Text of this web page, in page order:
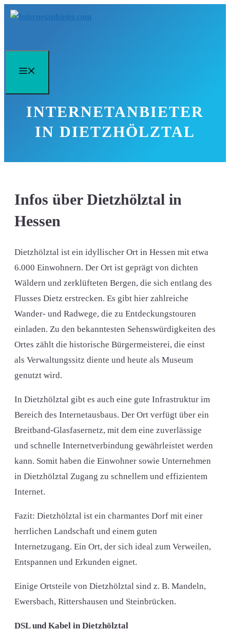
Zum
INTERNETANBIETER
IN DIETZHÖLZTAL
Infos über Dietzhölztal in
Hessen
Dietzhölztal ist ein idyllischer Ort in Hessen mit etwa
6.000 Einwohnern. Der Ort ist geprägt von dichten
Wäldern und zerklüfteten Bergen, die sich entlang des
Flusses Dietz erstrecken. Es gibt hier zahlreiche
Wander- und Radwege, die zu Entdeckungstouren
einladen. Zu den bekanntesten Sehenswürdigkeiten des
Ortes zählt die historische Bürgermeisterei, die einst
als Verwaltungssitz diente und heute als Museum
genutzt wird.
In Dietzhölztal gibt es auch eine gute Infrastruktur im
Bereich des Internetausbaus. Der Ort verfügt über ein
Breitband-Glasfasernetz, mit dem eine zuverlässige
und schnelle Internetverbindung gewährleistet werden
kann. Somit haben die Einwohner sowie Unternehmen
in Dietzhölztal Zugang zu schnellem und effizientem
Internet.
Fazit: Dietzhölztal ist ein charmantes Dorf mit einer
herrlichen Landschaft und einem guten
Internetzugang. Ein Ort, der sich ideal zum Verweilen,
Entspannen und Erkunden eignet.
Einige Ortsteile von Dietzhölztal sind z. B. Mandeln,
Ewersbach, Rittershausen und Steinbrücken.
DSL und Kabel in Dietzhölztal